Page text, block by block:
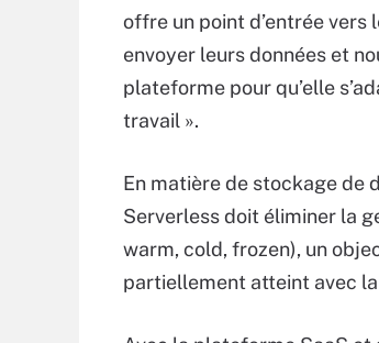
offre un point d’entrée vers
envoyer leurs données et
plateforme pour qu’elle
travail ».
En matière de stockage de
Serverless doit éliminer la
warm, cold, frozen), un
partiellement atteint avec la